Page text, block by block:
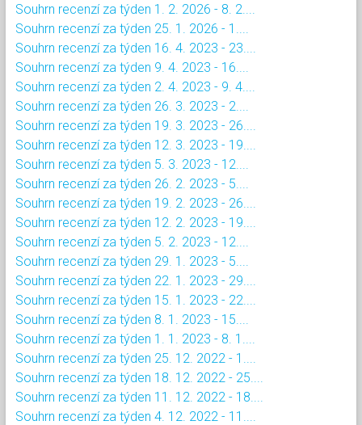
Souhrn recenzí za týden 1. 2. 2026 - 8. 2....
Souhrn recenzí za týden 25. 1. 2026 - 1....
Souhrn recenzí za týden 16. 4. 2023 - 23....
Souhrn recenzí za týden 9. 4. 2023 - 16....
Souhrn recenzí za týden 2. 4. 2023 - 9. 4....
Souhrn recenzí za týden 26. 3. 2023 - 2....
Souhrn recenzí za týden 19. 3. 2023 - 26....
Souhrn recenzí za týden 12. 3. 2023 - 19....
Souhrn recenzí za týden 5. 3. 2023 - 12....
Souhrn recenzí za týden 26. 2. 2023 - 5....
Souhrn recenzí za týden 19. 2. 2023 - 26....
Souhrn recenzí za týden 12. 2. 2023 - 19....
Souhrn recenzí za týden 5. 2. 2023 - 12....
Souhrn recenzí za týden 29. 1. 2023 - 5....
Souhrn recenzí za týden 22. 1. 2023 - 29....
Souhrn recenzí za týden 15. 1. 2023 - 22....
Souhrn recenzí za týden 8. 1. 2023 - 15....
Souhrn recenzí za týden 1. 1. 2023 - 8. 1....
Souhrn recenzí za týden 25. 12. 2022 - 1....
Souhrn recenzí za týden 18. 12. 2022 - 25....
Souhrn recenzí za týden 11. 12. 2022 - 18....
Souhrn recenzí za týden 4. 12. 2022 - 11....